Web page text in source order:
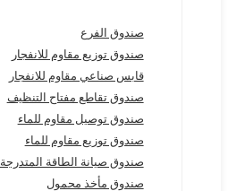
صندوق الفرع
صندوق توزيع مقاوم للانفجار
قابس صناعي مقاوم للانفجار
صندوق تقاطع مفتاح التنظيف
صندوق توصيل مقاوم للماء
صندوق توزيع مقاوم للماء
صندوق صيانة الطاقة المتدرجة
صندوق مأخذ محمول